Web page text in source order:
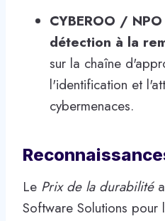
CYBEROO /
détection à la
sur la chaîne
l'identification et
cybermenaces.
Le Prix ​​de la durabilitéa
Software Solutions pour